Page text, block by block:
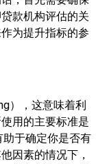
款机构评估的关
为提升指标的参
），这意味着利
用的主要标准是
助于确定你是否有
因素的情况下，